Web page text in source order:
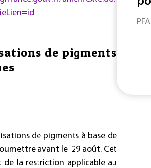
de pigments
de pigments à base de
avant le 29 août. Cet
de la restriction applicable au